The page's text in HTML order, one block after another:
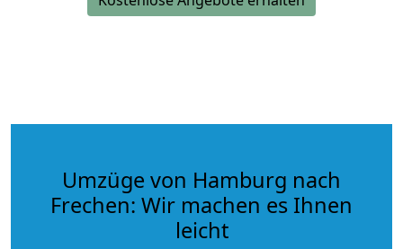
Umzüge von Hamburg nach
Frechen: Wir machen es Ihnen
leicht